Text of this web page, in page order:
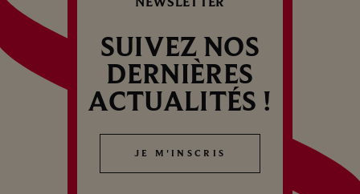
SUIVEZ NOS
DERNIÈRES
ACTUALITÉS !
JE M'INSCRIS
JE M'INSCRIS